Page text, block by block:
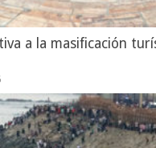
a la masificación